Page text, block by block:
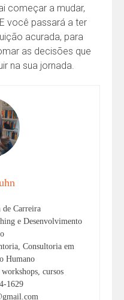
começar a mudar,
você passará a ter
acurada, para
as decisões que
na sua jornada.
de Carreira
e Desenvolvimento
Consultoria em
Humano
cursos
1629